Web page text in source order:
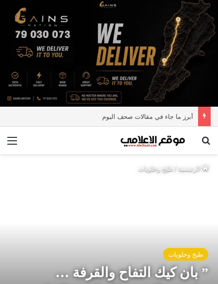
أبرز ما جاء في مقالات صحف اليوم
بحث عن
الرئيسية/طبخ وحلويات
طبخ وحلويات
” بان كيك التفاح والقرفة …